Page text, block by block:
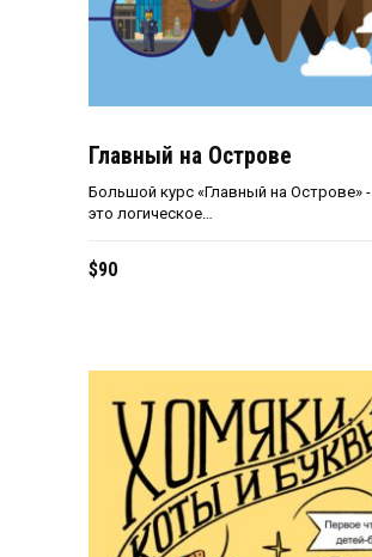
Главный на Острове
Большой курс «Главный на Острове» -
это логическое…
$90